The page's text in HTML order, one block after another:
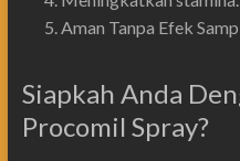
Aman Tanpa Efek
Siapkah Anda
Procomil Spray?